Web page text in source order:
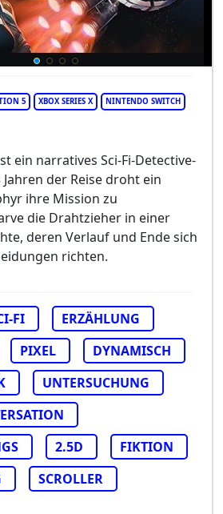
5 XBOX SERIES X NINTENDO SWITCH
ein narratives Sci-Fi-Detective-
der Reise droht ein
ihre Mission zu
die Drahtzieher in einer
deren Verlauf und Ende sich
richten.
FI
ERZÄHLUNG
PIXEL
DYNAMISCH
UNTERSUCHUNG
2.5D
FIKTION
SCROLLER